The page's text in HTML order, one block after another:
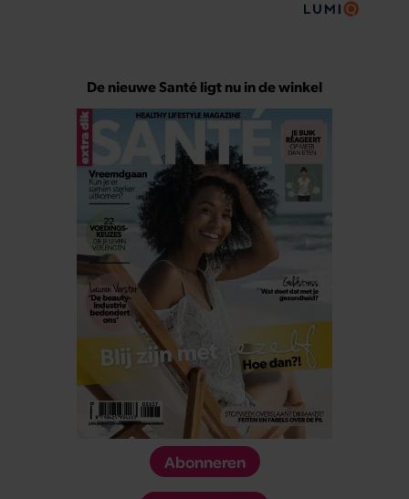
De nieuwe Santé ligt nu in de winkel
Abonneren